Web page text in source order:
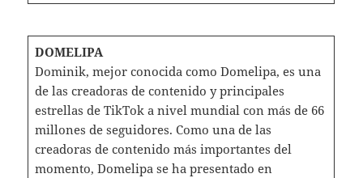
DOMELIPA
Dominik, mejor conocida como Domelipa, es una
de las creadoras de contenido y principales
estrellas de TikTok a nivel mundial con más de 66
millones de seguidores. Como una de las
creadoras de contenido más importantes del
momento, Domelipa se ha presentado en